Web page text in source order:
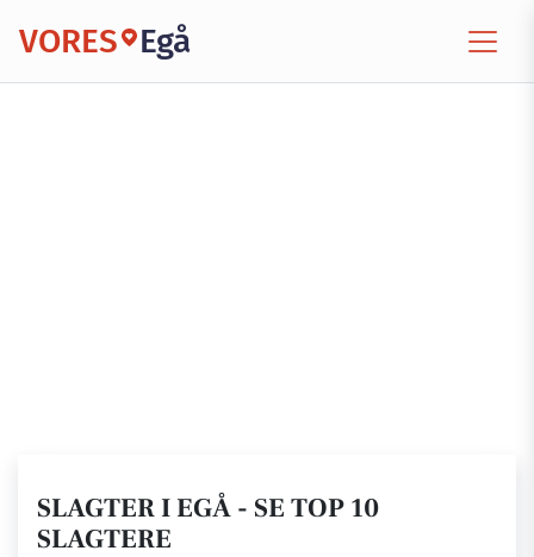
VORES Egå
SLAGTER I EGÅ - SE TOP 10
SLAGTERE